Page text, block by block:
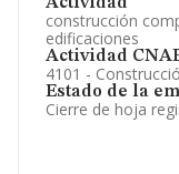
construcción
edificaciones
Actividad
4101 -
Estado de la
Cierre de hoja